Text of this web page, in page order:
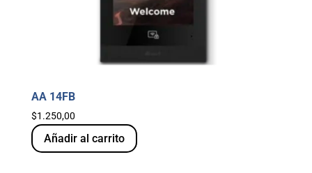
AA 14FB
$1.250,00
Añadir al carrito